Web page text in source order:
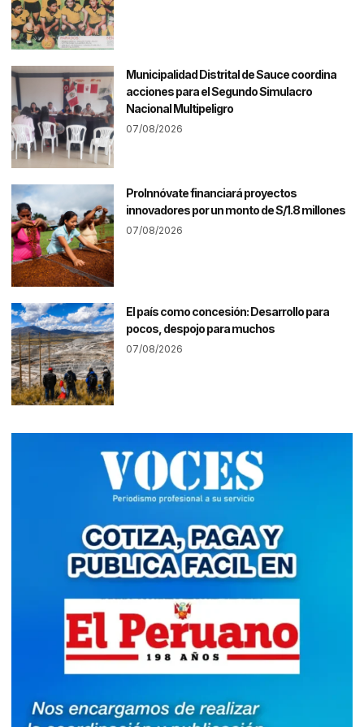
Municipalidad Distrital de Sauce coordina
acciones para el Segundo Simulacro
Nacional Multipeligro
07/08/2026
ProInnóvate financiará proyectos
innovadores por un monto de S/1.8 millones
07/08/2026
El país como concesión: Desarrollo para
pocos, despojo para muchos
07/08/2026